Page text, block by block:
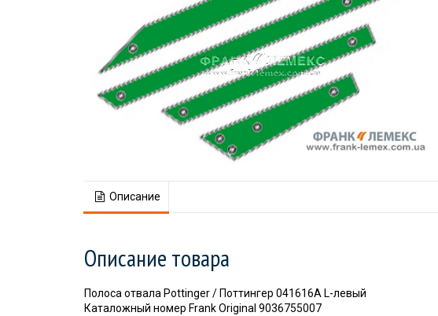
Описание
Описание товара
Полоса отвала Pottinger / Поттингер 041616A L-левый
Каталожный номер Frank Original 9036755007